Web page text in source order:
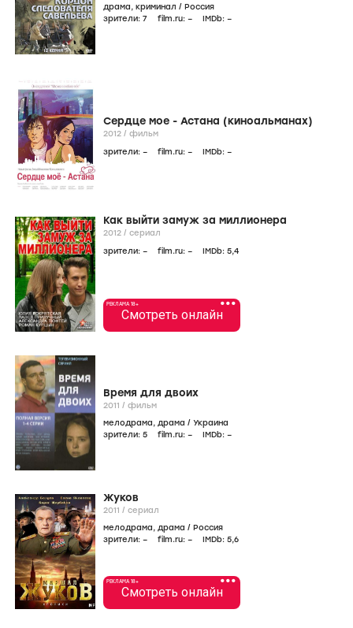
драма, криминал / Россия
зрители: 7 film.ru: – IMDb: –
Сердце мое - Астана (киноальманах)
2012 / фильм
зрители: – film.ru: – IMDb: –
Как выйти замуж за миллионера
2012 / сериал
зрители: – film.ru: – IMDb: 5,4
•••
РЕКЛАМА 18+
Смотреть онлайн
Время для двоих
2011 / фильм
мелодрама, драма / Украина
зрители: 5 film.ru: – IMDb: –
Жуков
2011 / сериал
мелодрама, драма / Россия
зрители: – film.ru: – IMDb: 5,6
•••
РЕКЛАМА 18+
Смотреть онлайн